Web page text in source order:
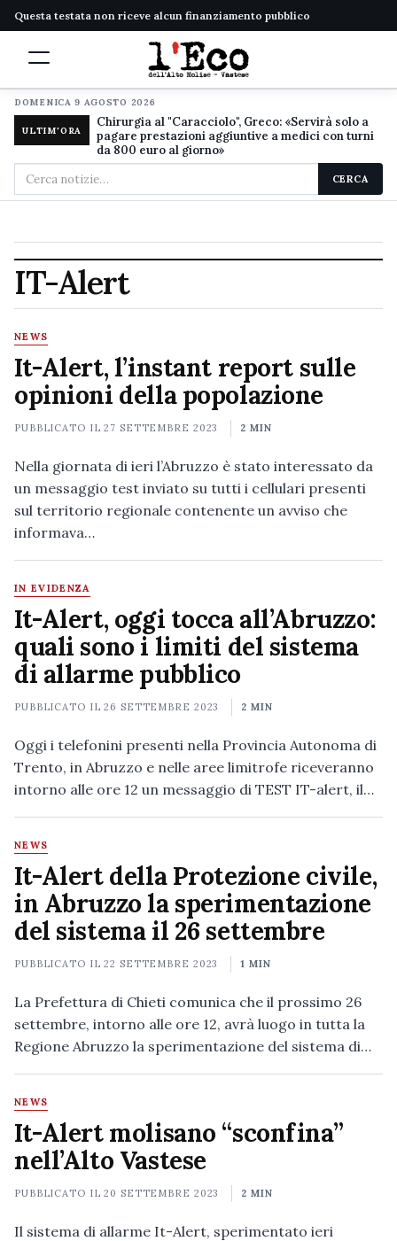
Questa testata non riceve alcun finanziamento pubblico
DOMENICA 9 AGOSTO 2026
ULTIM'ORA
Chirurgia al "Caracciolo", Greco: «Servirà solo a
pagare prestazioni aggiuntive a medici con turni
da 800 euro al giorno»
Cerca
nel
CERCA
IT-Alert
NEWS
It-Alert, l’instant report sulle
opinioni della popolazione
PUBBLICATO IL27 SETTEMBRE 2023 2 MIN
Nella giornata di ieri l’Abruzzo è stato interessato da
un messaggio test inviato su tutti i cellulari presenti
sul territorio regionale contenente un avviso che
informava…
IN EVIDENZA
It-Alert, oggi tocca all’Abruzzo:
quali sono i limiti del sistema
di allarme pubblico
PUBBLICATO IL26 SETTEMBRE 2023 2 MIN
Oggi i telefonini presenti nella Provincia Autonoma di
Trento, in Abruzzo e nelle aree limitrofe riceveranno
intorno alle ore 12 un messaggio di TEST IT-alert, il…
NEWS
It-Alert della Protezione civile,
in Abruzzo la sperimentazione
del sistema il 26 settembre
PUBBLICATO IL22 SETTEMBRE 2023 1 MIN
La Prefettura di Chieti comunica che il prossimo 26
settembre, intorno alle ore 12, avrà luogo in tutta la
Regione Abruzzo la sperimentazione del sistema di…
NEWS
It-Alert molisano “sconfina”
nell’Alto Vastese
PUBBLICATO IL20 SETTEMBRE 2023 2 MIN
Il sistema di allarme It-Alert, sperimentato ieri